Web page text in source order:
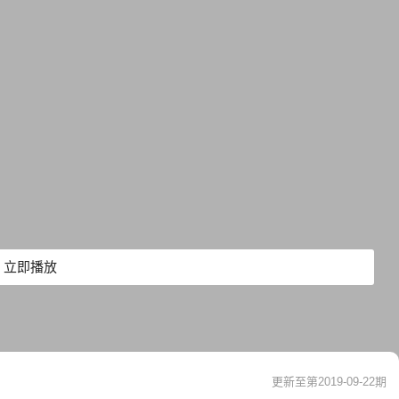
立即播放
更新至第2019-09-22期